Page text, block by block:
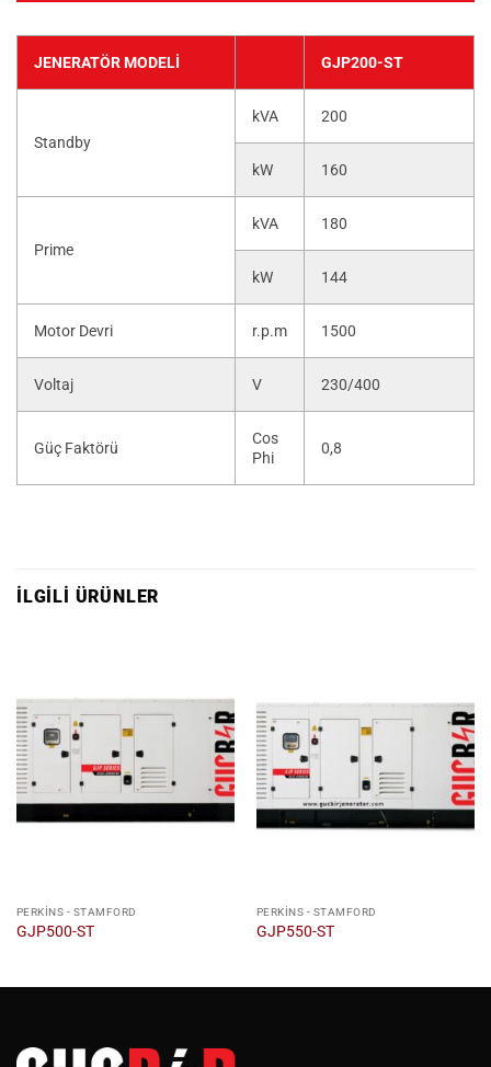
JENERATÖR MODELI GJP200-ST
Standby
kVA 200
kW 160
Prime
kVA 180
kW 144
Motor Devri r.p.m 1500
Voltaj V 230/400
Güç Faktörü
Cos
Phi
0,8
İLGILI ÜRÜNLER
PERKINS - STAMFORD
GJP500-ST
PERKINS - STAMFORD
GJP550-ST